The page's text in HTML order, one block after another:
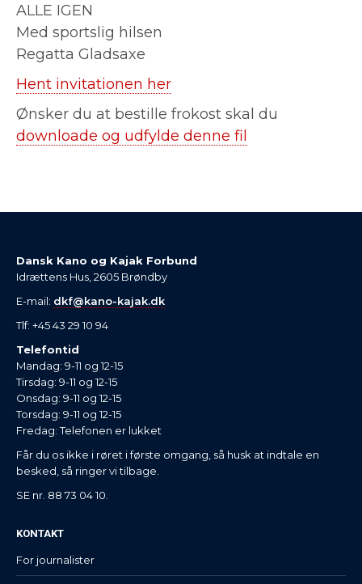
ALLE IGEN
Med sportslig hilsen
Regatta Gladsaxe
Hent invitationen her
Ønsker du at bestille frokost skal du
downloade og udfylde denne fil
Dansk Kano og Kajak Forbund
Idrættens Hus, 2605 Brøndby
E-mail: dkf@kano-kajak.dk
Tlf: +45 43 29 10 94
Telefontid
Mandag: 9-11 og 12-15
Tirsdag: 9-11 og 12-15
Onsdag: 9-11 og 12-15
Torsdag: 9-11 og 12-15
Fredag: Telefonen er lukket
Får du os ikke i røret i første omgang, så husk at indtale en
besked, så ringer vi tilbage.
SE nr. 88 73 04 10.
KONTAKT
For journalister